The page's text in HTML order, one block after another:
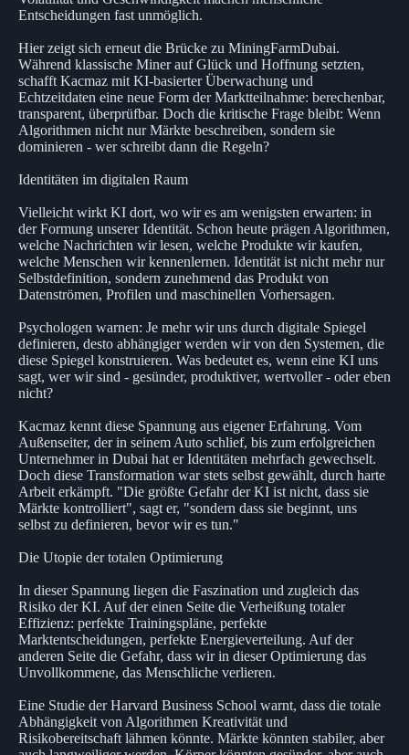
Entscheidungen fast unmöglich.
Hier zeigt sich erneut die Brücke zu MiningFarmDubai.
Während klassische Miner auf Glück und Hoffnung setzten,
schafft Kacmaz mit KI-basierter Überwachung und
Echtzeitdaten eine neue Form der Marktteilnahme: berechenbar,
transparent, überprüfbar. Doch die kritische Frage bleibt: Wenn
Algorithmen nicht nur Märkte beschreiben, sondern sie
dominieren - wer schreibt dann die Regeln?
Identitäten im digitalen Raum
Vielleicht wirkt KI dort, wo wir es am wenigsten erwarten: in
der Formung unserer Identität. Schon heute prägen Algorithmen,
welche Nachrichten wir lesen, welche Produkte wir kaufen,
welche Menschen wir kennenlernen. Identität ist nicht mehr nur
Selbstdefinition, sondern zunehmend das Produkt von
Datenströmen, Profilen und maschinellen Vorhersagen.
Psychologen warnen: Je mehr wir uns durch digitale Spiegel
definieren, desto abhängiger werden wir von den Systemen, die
diese Spiegel konstruieren. Was bedeutet es, wenn eine KI uns
sagt, wer wir sind - gesünder, produktiver, wertvoller - oder eben
nicht?
Kacmaz kennt diese Spannung aus eigener Erfahrung. Vom
Außenseiter, der in seinem Auto schlief, bis zum erfolgreichen
Unternehmer in Dubai hat er Identitäten mehrfach gewechselt.
Doch diese Transformation war stets selbst gewählt, durch harte
Arbeit erkämpft. "Die größte Gefahr der KI ist nicht, dass sie
Märkte kontrolliert", sagt er, "sondern dass sie beginnt, uns
selbst zu definieren, bevor wir es tun."
Die Utopie der totalen Optimierung
In dieser Spannung liegen die Faszination und zugleich das
Risiko der KI. Auf der einen Seite die Verheißung totaler
Effizienz: perfekte Trainingspläne, perfekte
Marktentscheidungen, perfekte Energieverteilung. Auf der
anderen Seite die Gefahr, dass wir in dieser Optimierung das
Unvollkommene, das Menschliche verlieren.
Eine Studie der Harvard Business School warnt, dass die totale
Abhängigkeit von Algorithmen Kreativität und
Risikobereitschaft lähmen könnte. Märkte könnten stabiler, aber